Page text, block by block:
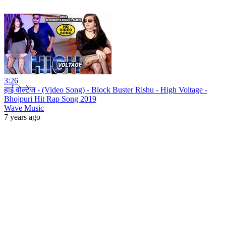
3:26
हाई वोल्टेज - (Video Song) - Block Buster Rishu - High Voltage -
Bhojpuri Hit Rap Song 2019
Wave Music
7 years ago